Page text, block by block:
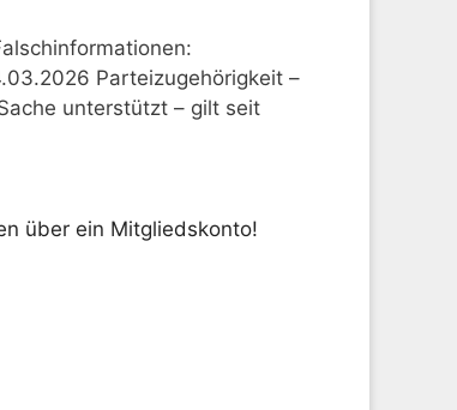
Parteizugehörigkeit –
unterstützt – gilt seit
über ein Mitgliedskonto!